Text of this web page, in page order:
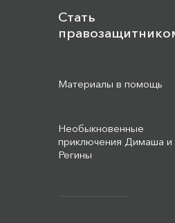
Стать
Материалы в помощь
Необыкновенные
приключения Димаша и
Регины